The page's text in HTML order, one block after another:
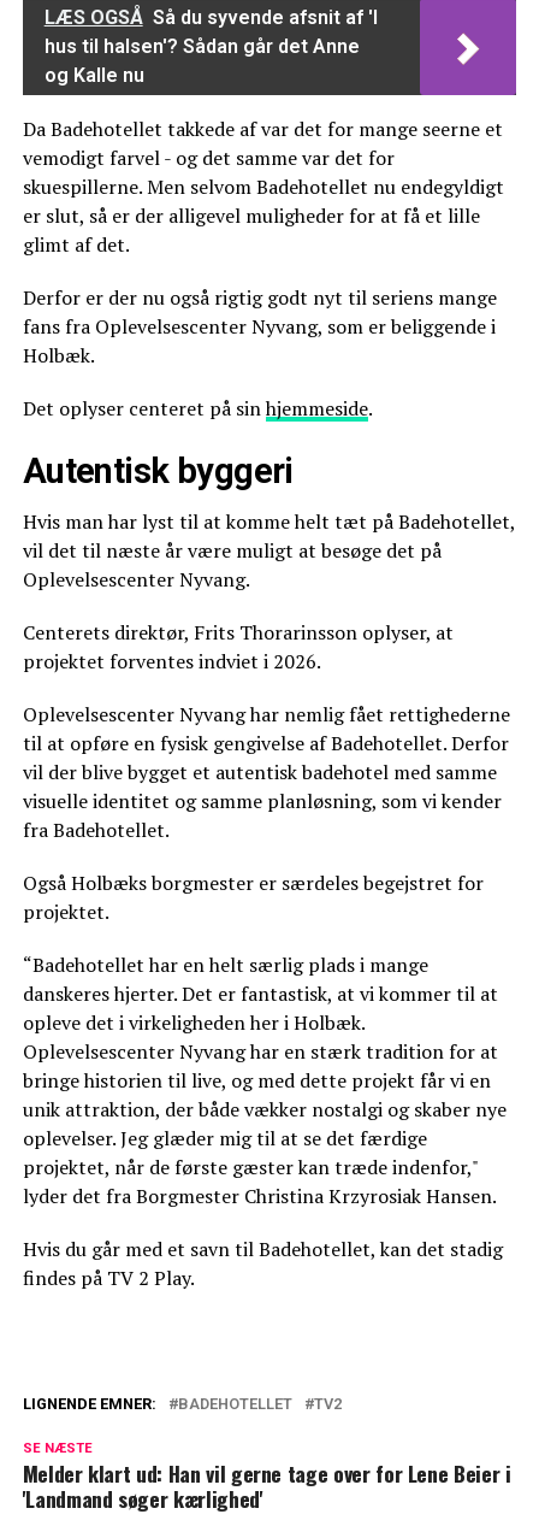
LÆS OGSÅ Så du syvende afsnit af 'I
hus til halsen'? Sådan går det Anne
og Kalle nu
Da Badehotellet takkede af var det for mange seerne et
vemodigt farvel - og det samme var det for
skuespillerne. Men selvom Badehotellet nu endegyldigt
er slut, så er der alligevel muligheder for at få et lille
glimt af det.
Derfor er der nu også rigtig godt nyt til seriens mange
fans fra Oplevelsescenter Nyvang, som er beliggende i
Holbæk.
Det oplyser centeret på sinhjemmeside.
Autentisk byggeri
Hvis man har lyst til at komme helt tæt på Badehotellet,
vil det til næste år være muligt at besøge det på
Oplevelsescenter Nyvang.
Centerets direktør, Frits Thorarinsson oplyser, at
projektet forventes indviet i 2026.
Oplevelsescenter Nyvang har nemlig fået rettighederne
til at opføre en fysisk gengivelse af Badehotellet. Derfor
vil der blive bygget et autentisk badehotel med samme
visuelle identitet og samme planløsning, som vi kender
fra Badehotellet.
Også Holbæks borgmester er særdeles begejstret for
projektet.
“Badehotellet har en helt særlig plads i mange
danskeres hjerter. Det er fantastisk, at vi kommer til at
opleve det i virkeligheden her i Holbæk.
Oplevelsescenter Nyvang har en stærk tradition for at
bringe historien til live, og med dette projekt får vi en
unik attraktion, der både vækker nostalgi og skaber nye
oplevelser. Jeg glæder mig til at se det færdige
projektet, når de første gæster kan træde indenfor,"
lyder det fra Borgmester Christina Krzyrosiak Hansen.
Hvis du går med et savn til Badehotellet, kan det stadig
findes på TV 2 Play.
hemmeligheden
Glædeligt nyt til alle Badehotellet-fans:
LIGNENDE EMNER: BADEHOTELLET TV2
SE NÆSTE
Melder klart ud: Han vil gerne tage over for Lene Beier i
'Landmand søger kærlighed'